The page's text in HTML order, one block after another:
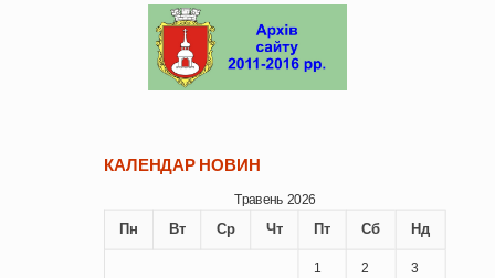
КАЛЕНДАР НОВИН
Травень 2026
Пн Вт Ср Чт Пт Сб Нд
1 2 3